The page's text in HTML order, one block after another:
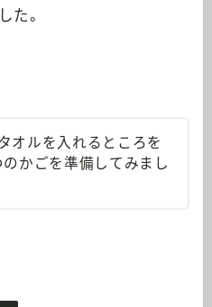
た。
オルを入れるところを
かごを準備してみまし